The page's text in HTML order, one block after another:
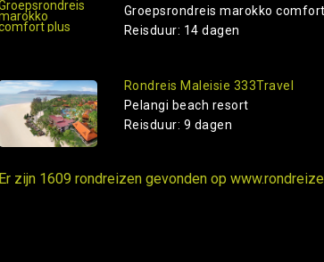
Groepsrondreis marokko
Reisduur: 14 dagen
Rondreis Maleisie 333Travel
Pelangi beach resort
Reisduur: 9 dagen
Er zijn 1609 rondreizen gevonden op